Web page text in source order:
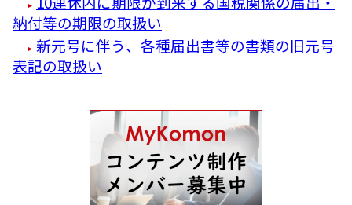
納付等の期限の取扱い
新元号に伴う、各種届出書等の書類の旧元号
表記の取扱い